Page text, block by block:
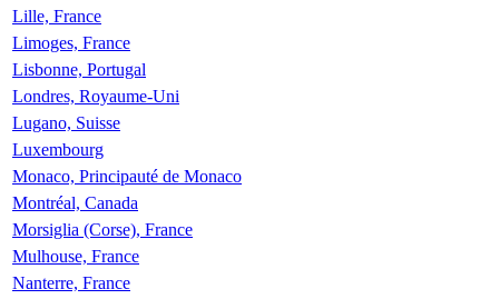
Lille, France
Limoges, France
Lisbonne, Portugal
Londres, Royaume-Uni
Lugano, Suisse
Luxembourg
Monaco, Principauté de Monaco
Montréal, Canada
Morsiglia (Corse), France
Mulhouse, France
Nanterre, France